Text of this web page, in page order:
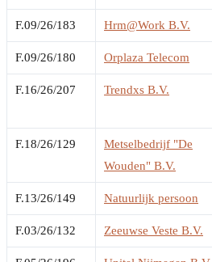
F.09/26/183 Hrm@Work B.V.
F.09/26/180 Orplaza Telecom
F.16/26/207 Trendxs B.V.
F.18/26/129
Metselbedrijf "De
Wouden" B.V.
F.13/26/149 Natuurlijk persoon
F.03/26/132 Zeeuwse Veste B.V.